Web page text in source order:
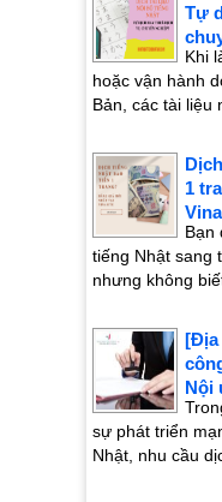
Tự
Khi
hoặc vận hành
Bản, các tài liệu
1
Bạn
tiếng Nhật sang
nhưng không
[Địa
Nội
sự phát triển
Nhật, nhu cầu